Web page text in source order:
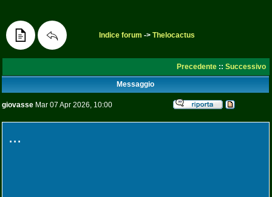
Indice forum -> Thelocactus
Precedente :: Successivo
Messaggio
giovasse Mar 07 Apr 2026, 10:00
...